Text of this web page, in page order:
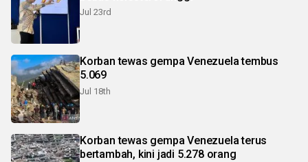
Jul 23rd
Korban tewas gempa Venezuela tembus
5.069
Jul 18th
Korban tewas gempa Venezuela terus
bertambah, kini jadi 5.278 orang